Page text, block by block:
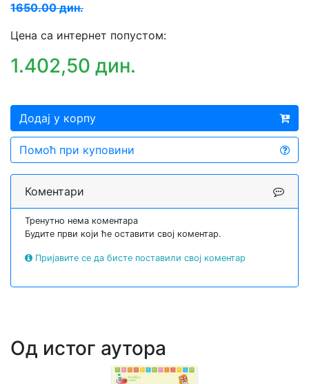
1650.00 дин.
Цена са интернет попустом:
1.402,50 дин.
Додај у корпу
Помоћ при куповини
Коментари
Тренутно нема коментара
Будите први који ће оставити свој коментар.
Пријавите се да бисте поставили свој коментар
Од истог аутора